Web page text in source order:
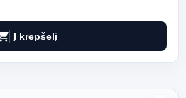
Į krepšelį